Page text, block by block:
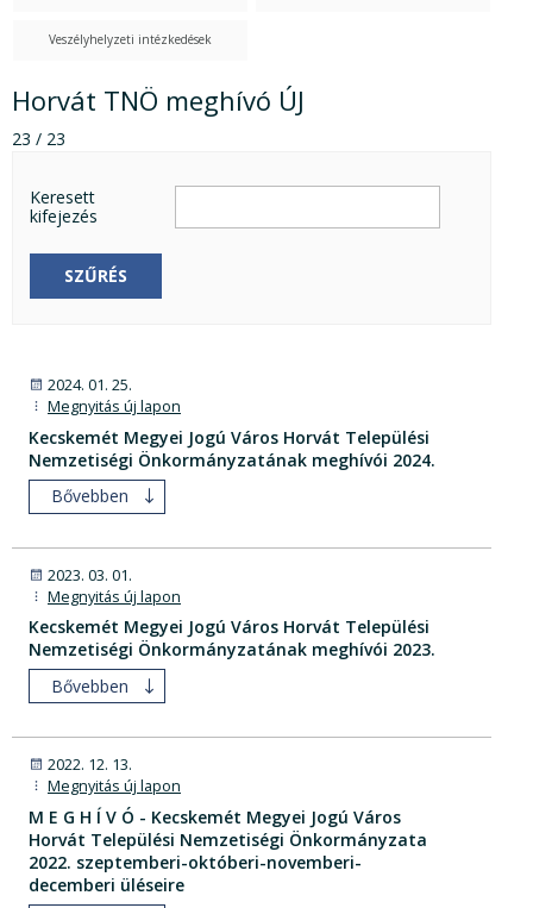
Veszélyhelyzeti intézkedések
Horvát TNÖ meghívó ÚJ
23 / 23
Keresett
kifejezés
SZŰRÉS
2024. 01. 25.
Megnyitás új lapon
Kecskemét Megyei Jogú Város Horvát Települési
Nemzetiségi Önkormányzatának meghívói 2024.
Bővebben
2023. 03. 01.
Megnyitás új lapon
Kecskemét Megyei Jogú Város Horvát Települési
Nemzetiségi Önkormányzatának meghívói 2023.
Bővebben
2022. 12. 13.
Megnyitás új lapon
M E G H Í V Ó - Kecskemét Megyei Jogú Város
Horvát Települési Nemzetiségi Önkormányzata
2022. szeptemberi-októberi-novemberi-
decemberi üléseire